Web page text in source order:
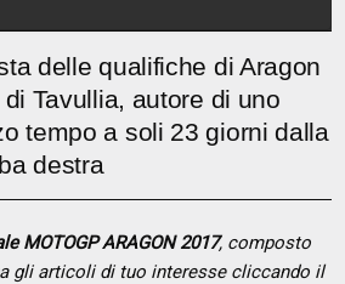
delle qualifiche di Aragon
Tavullia, autore di uno
tempo a soli 23 giorni dalla
destra
MOTOGP ARAGON 2017, composto
gli articoli di tuo interesse cliccando il